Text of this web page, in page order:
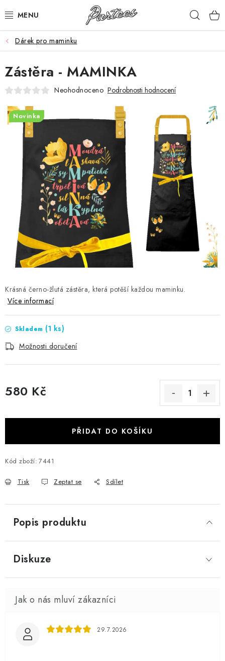
na
ROZLUČKA
NAROZENINY
NA MÍRU
DÁRKY
KONTAKTY
Jak nakupovat Moje objednávka
Výměna / vrácení zboží
Hodnocení obchodu
Potisk textilu
Obchodní podmínky
GDPR + cookies
Dárek pro maminku
Krásná černo-žlutá zástěra, která potěší každou maminku.
Více informací
Skladem (1 ks)
Možnosti doručení
580 Kč
PŘIDAT DO KOŠÍKU
Kód zboží: 7441
Tisk Zeptat se Sdílet
Zástěra - MAMINKA
Neohodnoceno Podrobnosti hodnocení
Novinka
Popis produktu
Diskuze
29.7.2026